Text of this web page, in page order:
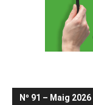
Nº 91 – Maig 2026